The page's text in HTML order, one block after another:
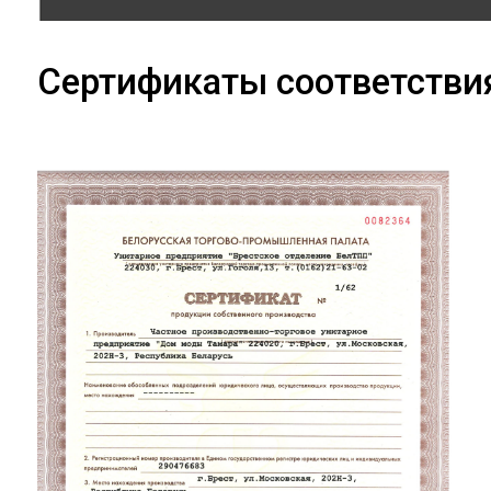
Сертификаты